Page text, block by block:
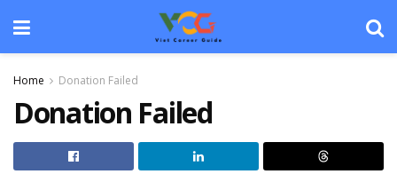
Home Donation Failed
Donation Failed